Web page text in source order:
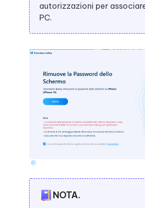
autorizzazioni per associare
PC.
NOTA.